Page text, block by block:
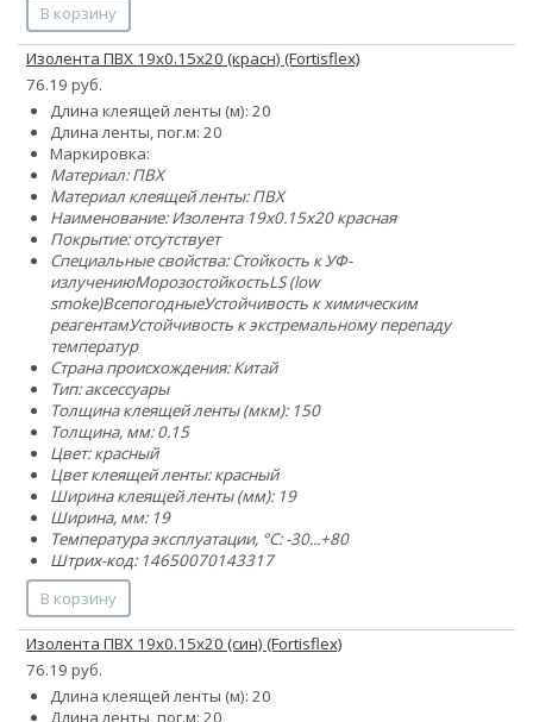
В корзину
Изолента ПВХ 19х0.15х20 (красн) (Fortisflex)
76.19 руб.
Длина клеящей ленты (м): 20
Длина ленты, пог.м: 20
Маркировка:
Материал: ПВХ
Материал клеящей ленты: ПВХ
Наименование: Изолента 19х0.15х20 красная
Покрытие: отсутствует
Специальные свойства:Стойкость к УФ-
излучениюМорозостойкостьLS (low
smoke)ВсепогодныеУстойчивость к химическим
реагентамУстойчивость к экстремальному перепаду
температур
Страна происхождения: Китай
Тип: аксессуары
Толщина клеящей ленты (мкм): 150
Толщина, мм: 0.15
Цвет: красный
Цвет клеящей ленты: красный
Ширина клеящей ленты (мм): 19
Ширина, мм: 19
Температура эксплуатации, °C: -30...+80
Штрих-код: 14650070143317
В корзину
Изолента ПВХ 19х0.15х20 (син) (Fortisflex)
76.19 руб.
Длина клеящей ленты (м): 20
Длина ленты, пог.м: 20